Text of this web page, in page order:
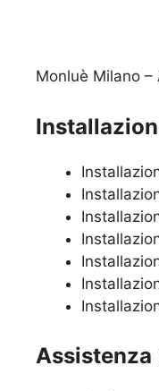
Monluè Milano
Assistenza